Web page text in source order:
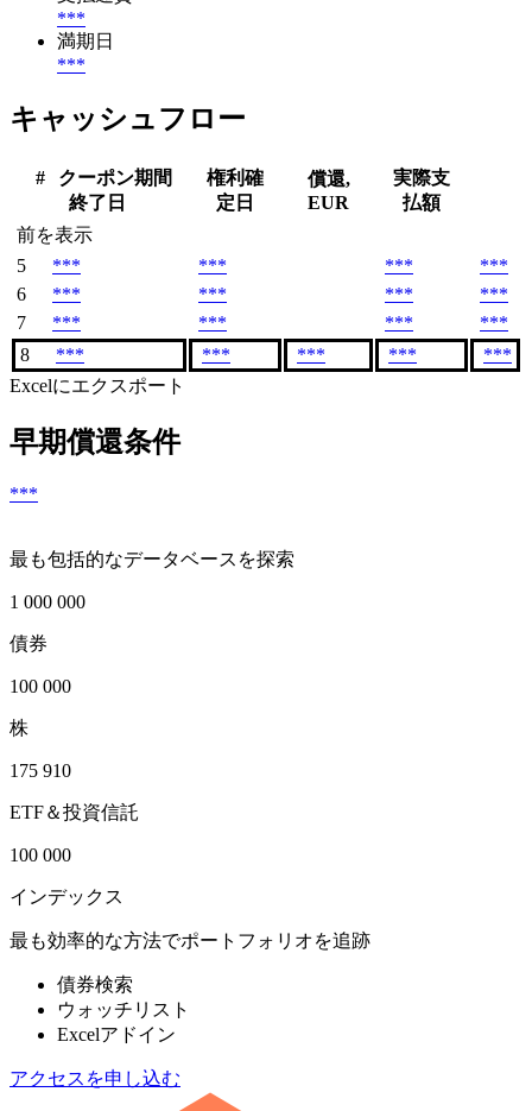
***
満期日
***
キャッシュフロー
#
クーポン期間
終了日
権利確
定日
償還,
EUR
実際支
払額
前を表示
5
*** *** ***
***
6
*** *** ***
***
7
*** *** ***
***
8
*** *** *** ***
***
Excelにエクスポート
早期償還条件
***
最も包括的なデータベースを探索
1 000 000
債券
100 000
株
175 910
ETF＆投資信託
100 000
インデックス
最も効率的な方法でポートフォリオを追跡
債券検索
ウォッチリスト
Excelアドイン
アクセスを申し込む